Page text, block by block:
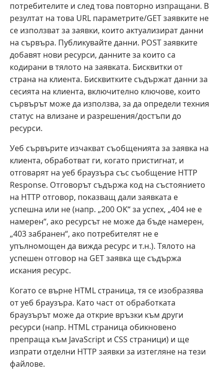
потребителите и след това повторно изпращани. В
резултат на това URL параметрите/GET заявките не
се използват за заявки, които актуализират данни
на сървъра. Публикувайте данни. POST заявките
добавят нови ресурси, данните за които са
кодирани в тялото на заявката. Бисквитки от
страна на клиента. Бисквитките съдържат данни за
сесията на клиента, включително ключове, които
сървърът може да използва, за да определи техния
статус на влизане и разрешения/достъпи до
ресурси.
Уеб сървърите изчакват съобщенията за заявка на
клиента, обработват ги, когато пристигнат, и
отговарят на уеб браузъра със съобщение HTTP
Response. Отговорът съдържа код на състоянието
на HTTP отговор, показващ дали заявката е
успешна или не (напр. „200 OK“ за успех, „404 не е
намерен“, ако ресурсът не може да бъде намерен,
„403 забранен“, ако потребителят не е
упълномощен да вижда ресурс и т.н.). Тялото на
успешен отговор на GET заявка ще съдържа
искания ресурс.
Когато се върне HTML страница, тя се изобразява
от уеб браузъра. Като част от обработката
браузърът може да открие връзки към други
ресурси (напр. HTML страница обикновено
препраща към JavaScript и CSS страници) и ще
изпрати отделни HTTP заявки за изтегляне на тези
файлове.